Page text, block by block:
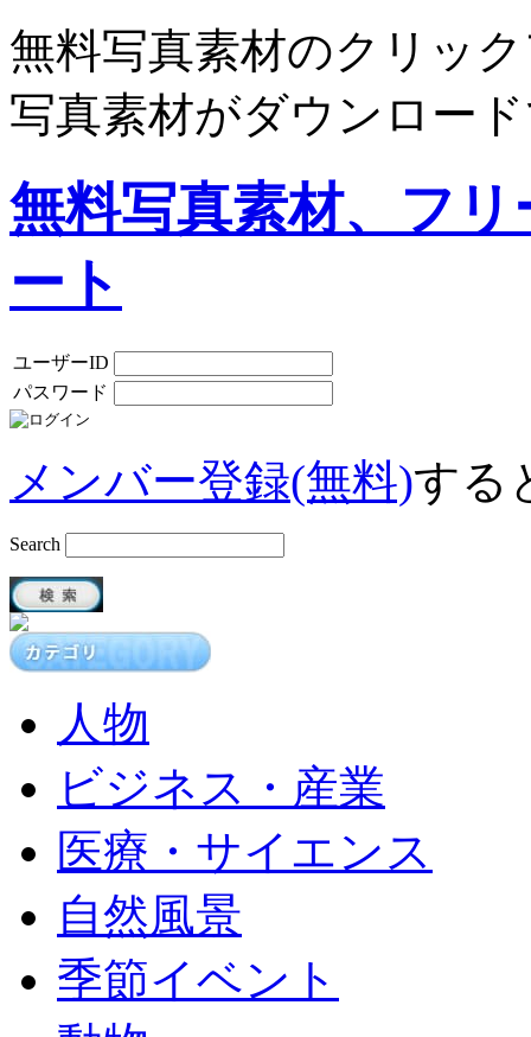
無料写真素材のクリッ
写真素材がダウンロー
無料写真素材、フ
ート
ユーザーID
パスワード
メンバー登録(無料)する
Search
人物
ビジネス・産業
医療・サイエンス
自然風景
季節イベント